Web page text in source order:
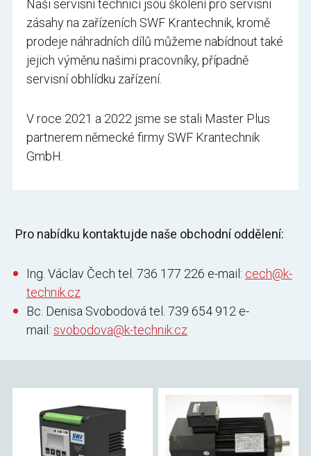
Naši servisní technici jsou školení pro servisní
zásahy na zařízeních SWF Krantechnik, kromě
prodeje náhradních dílů můžeme nabídnout také
jejich výměnu našimi pracovníky, případně
servisní obhlídku zařízení.
V roce 2021 a 2022 jsme se stali Master Plus
partnerem německé firmy SWF Krantechnik
GmbH.
Pro nabídku kontaktujde naše obchodní oddělení:
Ing. Václav Čech tel. 736 177 226 e-mail: cech@k-
technik.cz
Bc. Denisa Svobodová tel. 739 654 912 e-
mail: svobodova@k-technik.cz